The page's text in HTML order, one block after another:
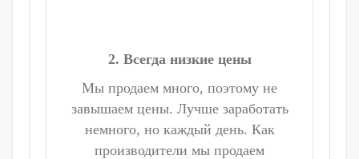
2. Всегда низкие цены
Мы продаем много, поэтому не
завышаем цены. Лучше заработать
немного, но каждый день. Как
производители мы продаем